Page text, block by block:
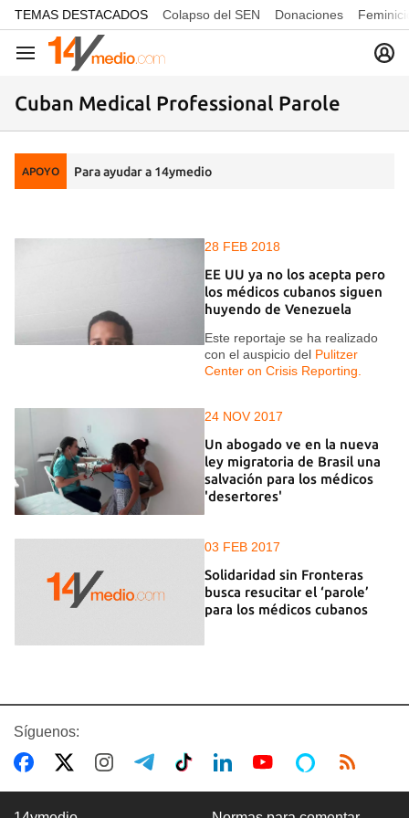
common.go-to-content
TEMAS DESTACADOS Colapso del SEN Donaciones
Navegación
Cuban Medical Professional Parole
APOYO Para ayudar a 14ymedio
28 FEB 2018
EE UU ya no los acepta pero
los médicos cubanos siguen
huyendo de Venezuela
Este reportaje se ha realizado
con el auspicio del Pulitzer
Center on Crisis Reporting.
24 NOV 2017
Un abogado ve en la nueva
ley migratoria de Brasil una
salvación para los médicos
'desertores'
03 FEB 2017
Solidaridad sin Fronteras
busca resucitar el ‘parole’
para los médicos cubanos
Síguenos: